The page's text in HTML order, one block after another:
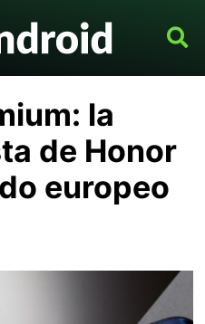
la
de Honor
europeo